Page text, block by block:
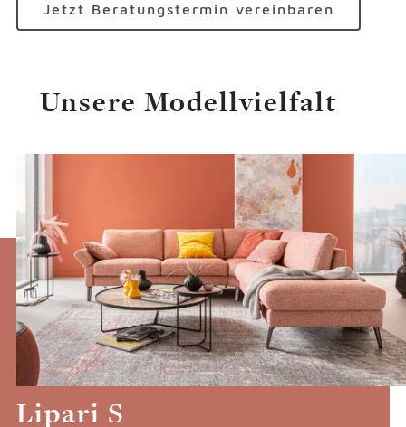
Jetzt Beratungstermin vereinbaren
Unsere Modellvielfalt
Lipari S